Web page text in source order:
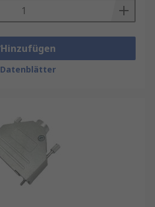
Hinzufügen
Datenblätter